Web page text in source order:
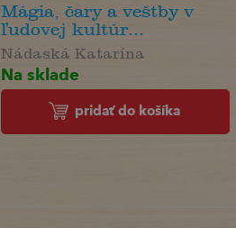
Mágia, čary a veštby v
ľudovej kultúr...
Nádaská Katarína
Na sklade
pridať do košíka